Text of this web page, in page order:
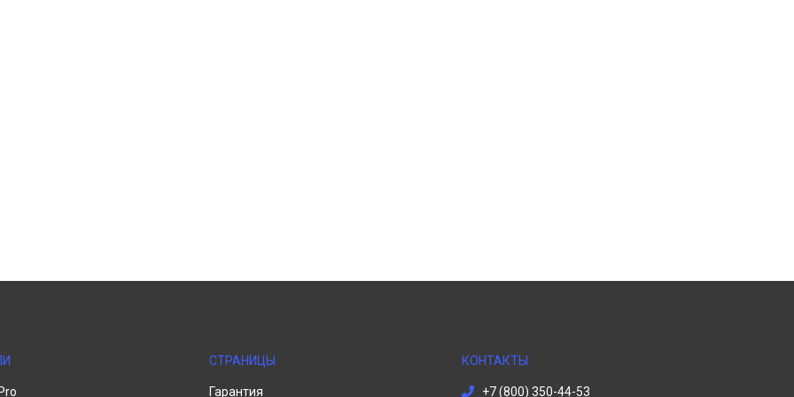
СТРАНИЦЫ
Гарантия
КОНТАКТЫ
+7 (800) 350-44-53